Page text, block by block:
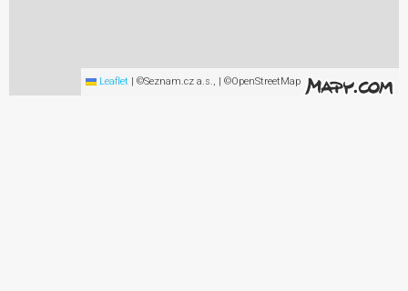
Leaflet | ©Seznam.cz a.s., | ©OpenStreetMap